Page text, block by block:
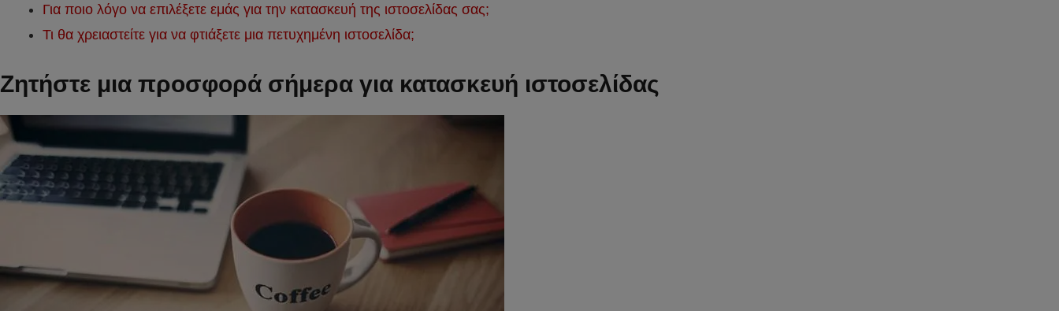
Για ποιο λόγο να επιλέξετε εμάς για την κατασκευή της ιστοσελίδας σας;
Τι θα χρειαστείτε για να φτιάξετε μια πετυχημένη ιστοσελίδα;
Ζητήστε μια προσφορά σήμερα για κατασκευή ιστοσελίδας